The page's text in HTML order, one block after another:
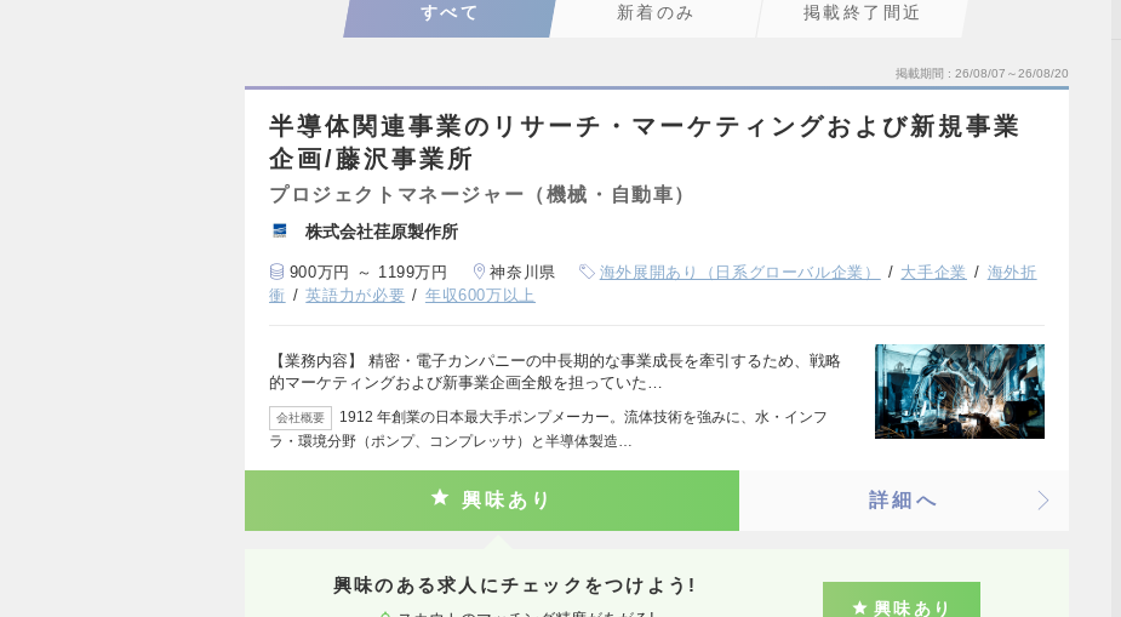
すべて 新着のみ 掲載終了間近
掲載期間 26/08/07～26/08/20
半導体関連事業のリサーチ・マーケティングおよび新規事業
企画/藤沢事業所
プロジェクトマネージャー（機械・自動車）
株式会社荏原製作所
900万円 ～ 1199万円 神奈川県 海外展開あり（日系グローバル企業） 大手企業
海外折
衝
英語力が必要 年収600万以上
【業務内容】 精密・電子カンパニーの中長期的な事業成長を牽引するため、戦略
的マーケティングおよび新事業企画全般を担っていた…
会社概要
1912 年創業の日本最大手ポンプメーカー。流体技術を強みに、水・インフ
ラ・環境分野（ポンプ、コンプレッサ）と半導体製造…
興味あり 詳細へ
興味のある求人にチェックをつけよう!
興味あり